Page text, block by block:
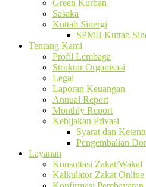
Green Kurban
Sasaka
Kuttab Sinergi
SPMB Kuttab
Tentang Kami
Profil Lembaga
Struktur Organisasi
Legal
Laporan Keuangan
Annual Report
Monthly Report
Kebijakan Privasi
Syarat dan
Pengembalian
Layanan
Konsultasi Zakat/Wakaf
Kalkulator Zakat Online